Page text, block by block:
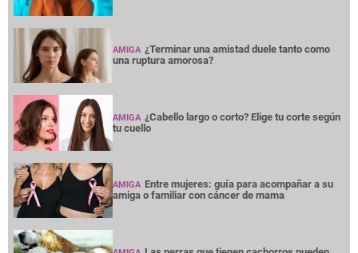
AMIGA ¿Terminar una amistad duele tanto como
una ruptura amorosa?
AMIGA ¿Cabello largo o corto? Elige tu corte según
tu cuello
AMIGA Entre mujeres: guía para acompañar a su
amiga o familiar con cáncer de mama